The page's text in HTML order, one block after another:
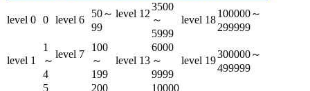
level 0 0 level 6
50～
99
level 12
3500
～
5999
level 18
100000～
299999
level 1
1
～
4
level 7
100
～
199
level 13
6000
～
9999
level 19
300000～
499999
5
200
10000